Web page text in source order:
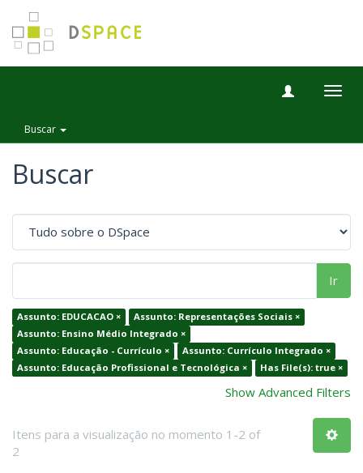
Buscar
Buscar
Ir
Assunto: EDUCACAO ×
Assunto: Representações Sociais ×
Assunto: Ensino Médio Integrado ×
Assunto: Educação - Currículo ×
Assunto: Currículo Integrado ×
Assunto: Educação Profissional e Tecnológica ×
Has File(s): true ×
Show Advanced Filters
Itens para a visualização no momento 1-2 of
2